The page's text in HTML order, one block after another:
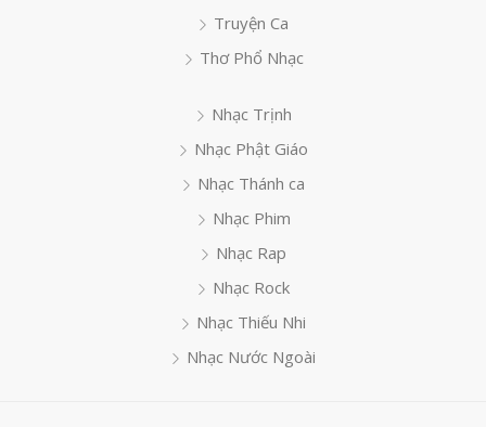
Truyện Ca
Thơ Phổ Nhạc
Nhạc Trịnh
Nhạc Phật Giáo
Nhạc Thánh ca
Nhạc Phim
Nhạc Rap
Nhạc Rock
Nhạc Thiếu Nhi
Nhạc Nước Ngoài